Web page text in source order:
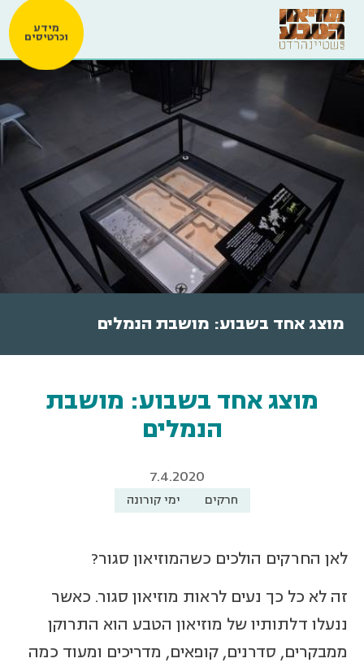
מידע
וכרטיסים
מוצג אחד בשבוע: מושבת הנמלים
מוצג אחד בשבוע: מושבת
הנמלים
7.4.2020
חרקים ימי קורונה
לאן החרקים הולכים כשהמוזיאון סגור?
זה לא כל כך נעים לראות מוזיאון סגור. כאשר
ננעלו דלתותיו של מוזיאון הטבע הוא התרוקן
ממבקרים, סדרנים, קופאים, מדריכים ומעוד כמה